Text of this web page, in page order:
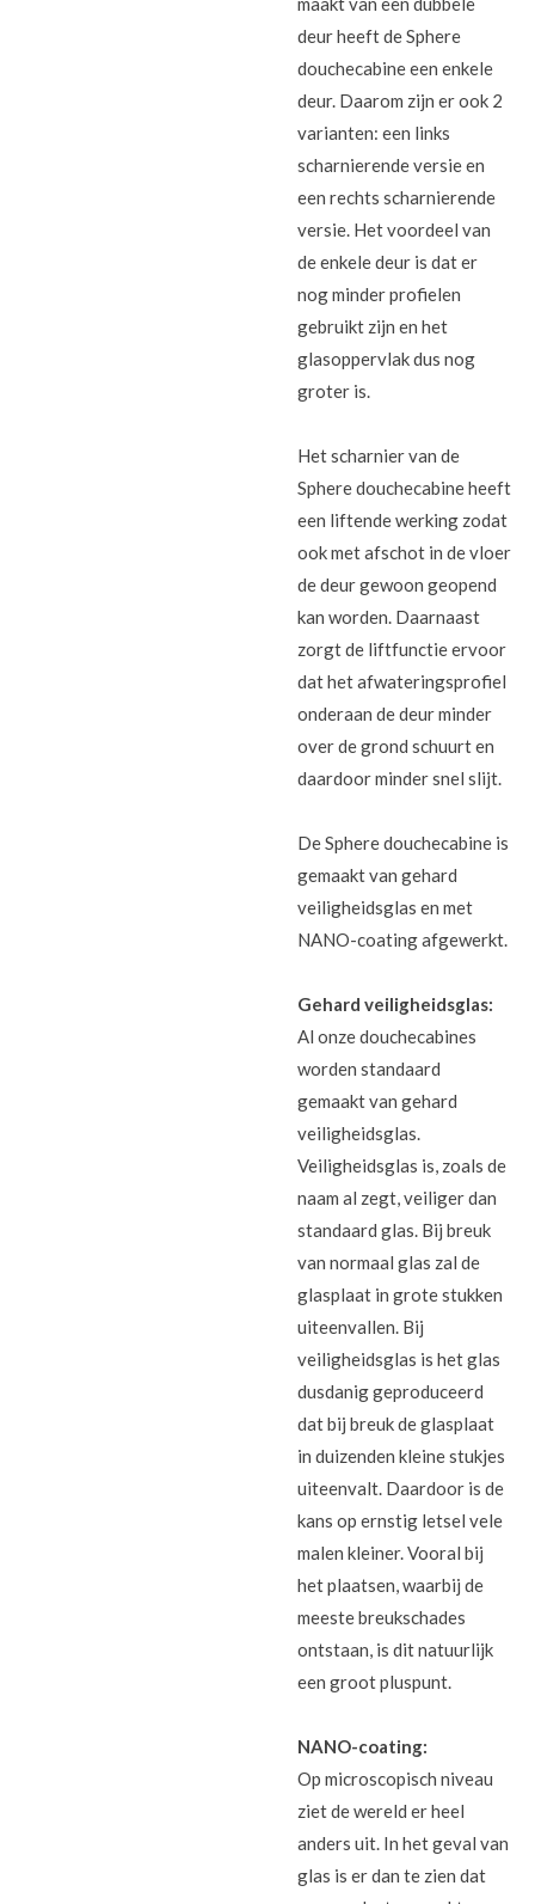
deur heeft de Sphere
douchecabine een enkele
deur. Daarom zijn er ook 2
varianten: een links
scharnierende versie en
een rechts scharnierende
versie. Het voordeel van
de enkele deur is dat er
nog minder profielen
gebruikt zijn en het
glasoppervlak dus nog
groter is.
Het scharnier van de
Sphere douchecabine heeft
een liftende werking zodat
ook met afschot in de vloer
de deur gewoon geopend
kan worden. Daarnaast
zorgt de liftfunctie ervoor
dat het afwateringsprofiel
onderaan de deur minder
over de grond schuurt en
daardoor minder snel slijt.
De Sphere douchecabine is
gemaakt van gehard
veiligheidsglas en met
NANO-coating afgewerkt.
Gehard veiligheidsglas:
Al onze douchecabines
worden standaard
gemaakt van gehard
veiligheidsglas.
Veiligheidsglas is, zoals de
naam al zegt, veiliger dan
standaard glas. Bij breuk
van normaal glas zal de
glasplaat in grote stukken
uiteenvallen. Bij
veiligheidsglas is het glas
dusdanig geproduceerd
dat bij breuk de glasplaat
in duizenden kleine stukjes
uiteenvalt. Daardoor is de
kans op ernstig letsel vele
malen kleiner. Vooral bij
het plaatsen, waarbij de
meeste breukschades
ontstaan, is dit natuurlijk
een groot pluspunt.
NANO-coating:
Op microscopisch niveau
ziet de wereld er heel
anders uit. In het geval van
glas is er dan te zien dat